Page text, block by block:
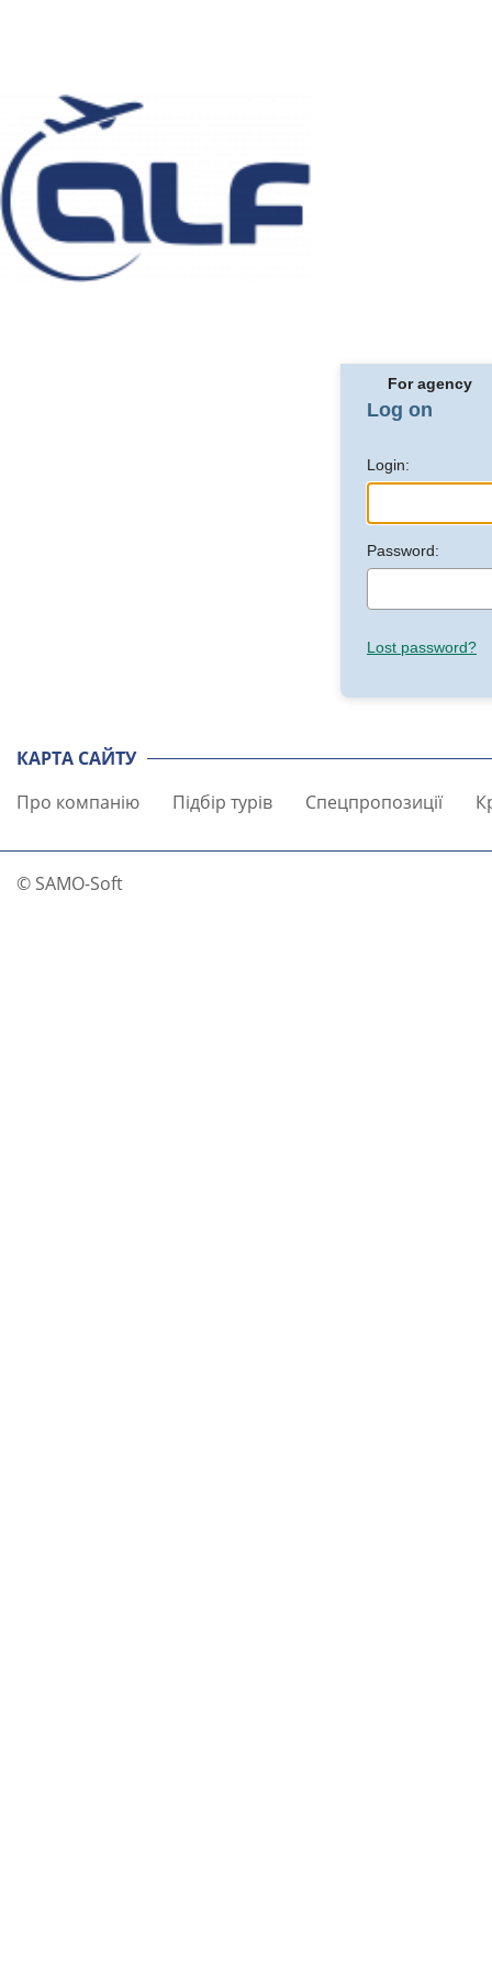
For agency
Log on
Login:
Password:
Lost password?
КАРТА САЙТУ
Про компанію
Підбір турів Спецпропозиції
© SAMO-Soft